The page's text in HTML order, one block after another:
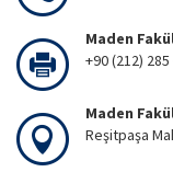
Maden
+90 (212)
Maden
Reşitpaşa